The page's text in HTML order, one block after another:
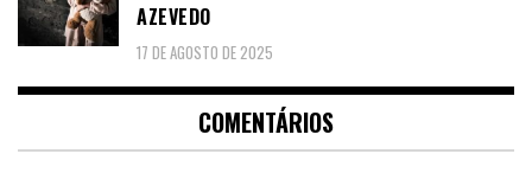
AZEVEDO
17 DE AGOSTO DE 2025
COMENTÁRIOS